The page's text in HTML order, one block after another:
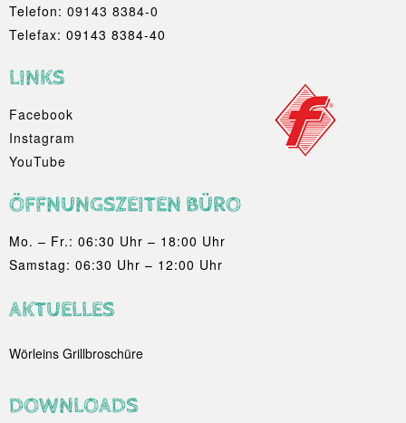
Telefon: 09143 8384-0
Telefax: 09143 8384-40
LINKS
Facebook
Instagram
YouTube
ÖFFNUNGSZEITEN BÜRO
Mo. – Fr.: 06:30 Uhr – 18:00 Uhr
Samstag: 06:30 Uhr – 12:00 Uhr
AKTUELLES
Wörleins Grillbroschüre
DOWNLOADS